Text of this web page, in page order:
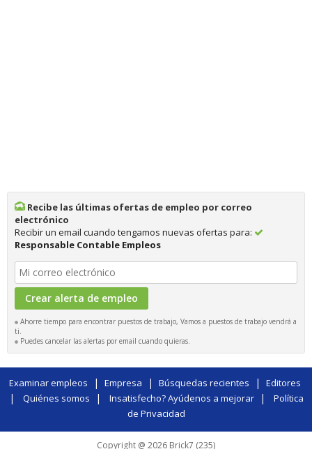
Recibe las últimas ofertas de empleo por correo
electrónico
Recibir un email cuando tengamos nuevas ofertas para:
Responsable Contable Empleos
Ahorre tiempo para encontrar puestos de trabajo, Vamos a puestos de trabajo vendrá a
ti.
Puedes cancelar las alertas por email cuando quieras.
Examinar empleos | Empresa | Búsquedas recientes | Editores
| Quiénes somos | Insatisfecho? Ayúdenos a mejorar|
Política
de Privacidad
Copyright @ 2026 Brick7 (235)